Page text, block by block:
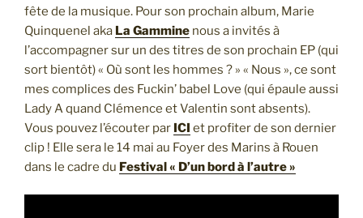
fête de la musique. Pour son prochain album, Marie
Quinquenel aka La Gammine nous a invités à
l’accompagner sur un des titres de son prochain EP (qui
sort bientôt) « Où sont les hommes ? » « Nous », ce sont
mes complices des Fuckin’ babel Love (qui épaule aussi
Lady A quand Clémence et Valentin sont absents).
Vous pouvez l’écouter par ICI et profiter de son dernier
clip ! Elle sera le 14 mai au Foyer des Marins à Rouen
dans le cadre du Festival « D’un bord à l’autre »